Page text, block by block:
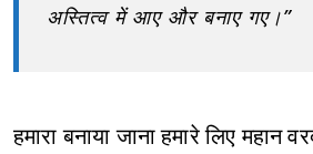
अस्तित्व में आए और बनाए गए।”
हमारा बनाया जाना हमारे लिए महान